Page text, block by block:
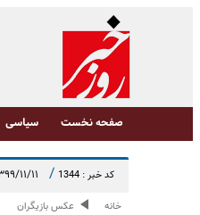
صفحه نخست سیاسی
کد خبر : 1344 / ۱۳۹۹/۱۱/۱۱
خانه عکس بازیگران